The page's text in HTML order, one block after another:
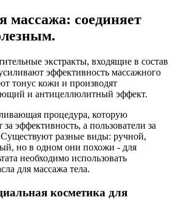
массажа: соединяет
экстракты, входящие в состав
эффективность массажного
тонус кожи и производят
и антицеллюлитный эффект.
процедура, которую
эффективность, а пользователи за
разные виды: ручной,
но в одном они похожи - для
необходимо использовать
для массажа тела.
косметика для